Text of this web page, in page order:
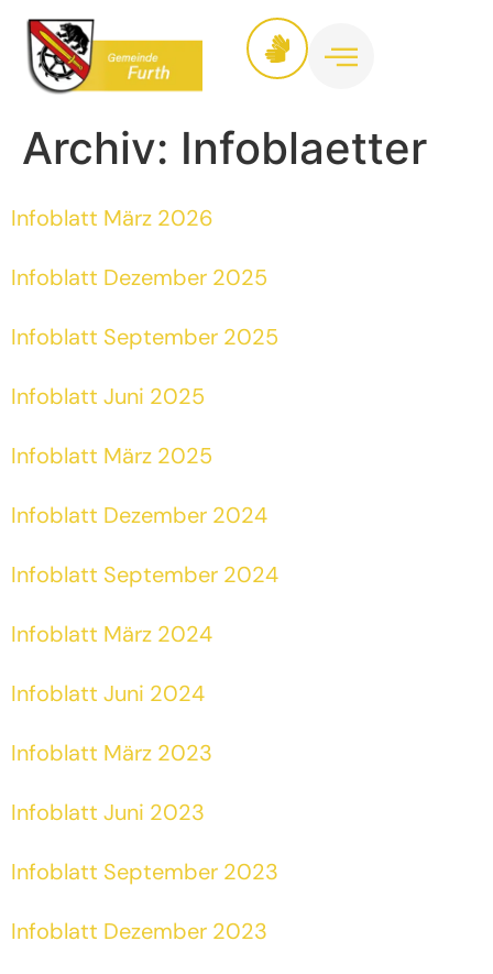
springen
Archiv: Infoblaetter
Infoblatt März 2026
Infoblatt Dezember 2025
Infoblatt September 2025
Infoblatt Juni 2025
Infoblatt März 2025
Infoblatt Dezember 2024
Infoblatt September 2024
Infoblatt März 2024
Infoblatt Juni 2024
Infoblatt März 2023
Infoblatt Juni 2023
Infoblatt September 2023
Infoblatt Dezember 2023